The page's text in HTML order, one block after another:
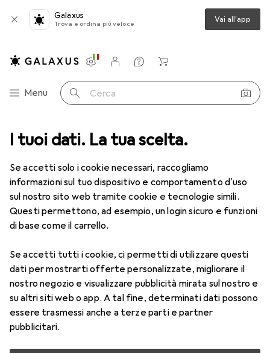
I tuoi dati. La tua scelta.
Se accetti solo i cookie necessari, raccogliamo
informazioni sul tuo dispositivo e comportamento d'uso
sul nostro sito web tramite cookie e tecnologie simili.
Questi permettono, ad esempio, un login sicuro e funzioni
di base come il carrello.
Se accetti tutti i cookie, ci permetti di utilizzare questi
dati per mostrarti offerte personalizzate, migliorare il
nostro negozio e visualizzare pubblicità mirata sul nostro e
su altri siti web o app. A tal fine, determinati dati possono
essere trasmessi anche a terze parti e partner
pubblicitari.
Galaxus
Trova e ordina più veloce Vai all'app
Categoria Navigazione
Menu Cerca
Impostazioni
Conto cliente
Liste di confronto
Liste dei desideri
Carrello
Lenti a contatto Air Optix più HydraGlyde per l'astigmatismo
1 Immagine
Air Optix più HydraGlyde per
-6.5, Obiettivo mensile, 6 pz., Torico
Prezzo in EUR IVA incl.
EUR
53,58 EUR
8,93/1pz.